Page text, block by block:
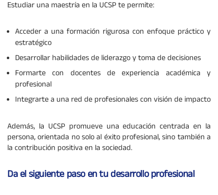
Estudiar una maestría en la UCSP te permite:
Acceder a una formación rigurosa con enfoque práctico y
estratégico
Desarrollar habilidades de liderazgo y toma de decisiones
Formarte con docentes de experiencia académica y
profesional
Integrarte a una red de profesionales con visión de impacto
Además, la UCSP promueve una educación centrada en la
persona, orientada no solo al éxito profesional, sino también a
la contribución positiva en la sociedad.
Da el siguiente paso en tu desarrollo profesional